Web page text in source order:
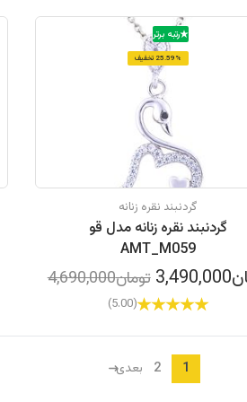
رتبه برتر
25.59% تخفیف
گردنبند نقره زنانه
گردنبند نقره زنانه مدل قو
AMT_M059
تومان4,690,000
(5.00)
1
2 بعدی